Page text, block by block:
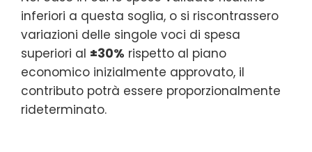
inferiori a questa soglia, o si riscontrassero
variazioni delle singole voci di spesa
superiori al ±30% rispetto al piano
economico inizialmente approvato, il
contributo potrà essere proporzionalmente
rideterminato.